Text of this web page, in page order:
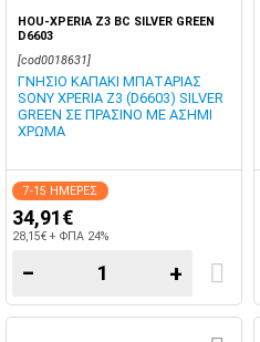
HOU-XPERIA Z3 BC SILVER GREEN
D6603
[cod0018631]
ΓΝΗΣΙΟ ΚΑΠΑΚΙ ΜΠΑΤΑΡΙΑΣ
SONY XPERIA Z3 (D6603) SILVER
GREEN ΣΕ ΠΡΑΣΙΝΟ ΜΕ ΑΣΗΜΙ
ΧΡΩΜΑ
7-15 ΗΜΕΡΕΣ
34,91€
28,15€ + ΦΠΑ 24%
− +